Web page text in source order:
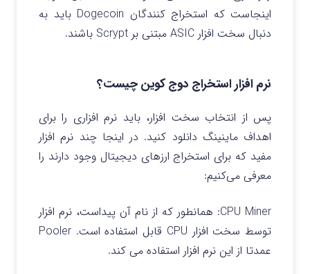
اینجاست که استخراج کنندگان Dogecoin باید به
دنبال سخت افزار ASIC مبتنی بر Scrypt باشند.
نرم افزار استخراج دوج کوین چیست؟
پس از انتخاب سخت افزار، باید نرم افزاری را برای
اهداف ماینینگ دانلود کنید. در اینجا چند نرم افزار
مفید که برای استخراج ارزهای دیجیتال وجود دارند را
معرفی می‌کنیم:
CPU Miner: همانطور که از نام آن پیداست، نرم افزار
توسط سخت افزار CPU قابل استفاده است. Pooler
عمدتا از این نرم افزار استفاده می کند.